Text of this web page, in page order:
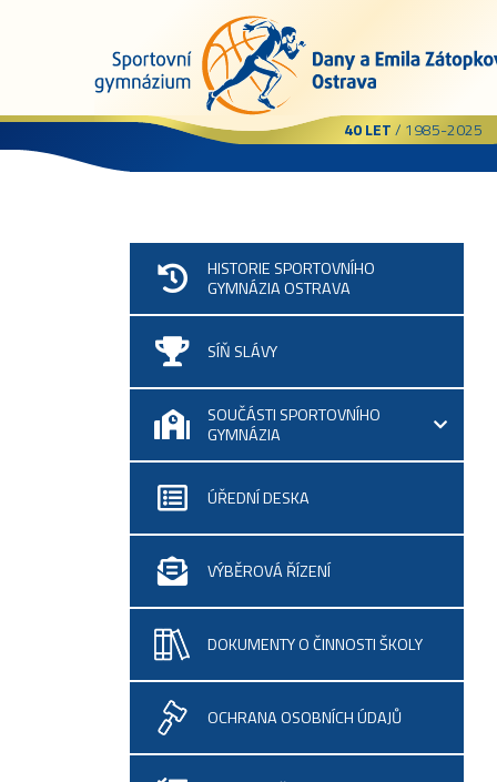
40 LET/ 1985-2025
HISTORIE SPORTOVNÍHO
GYMNÁZIA OSTRAVA
SÍŇ SLÁVY
SOUČÁSTI SPORTOVNÍHO
GYMNÁZIA
ÚŘEDNÍ DESKA
VÝBĚROVÁ ŘÍZENÍ
DOKUMENTY O ČINNOSTI ŠKOLY
OCHRANA OSOBNÍCH ÚDAJŮ